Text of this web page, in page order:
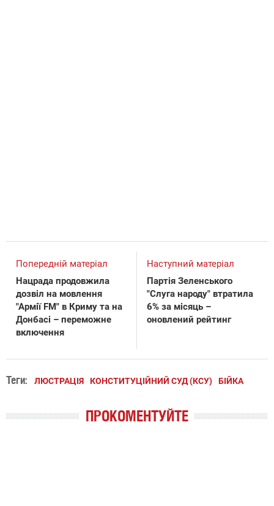
Попередній матеріал
Нацрада продовжила
дозвіл на мовлення
"Армії FM" в Криму та на
Донбасі – переможне
включення
Наступний матеріал
Партія Зеленського
"Слуга народу" втратила
6% за місяць –
оновлений рейтинг
Теги: ЛЮСТРАЦІЯ КОНСТИТУЦІЙНИЙ СУД (КСУ) БІЙКА
ПРОКОМЕНТУЙТЕ